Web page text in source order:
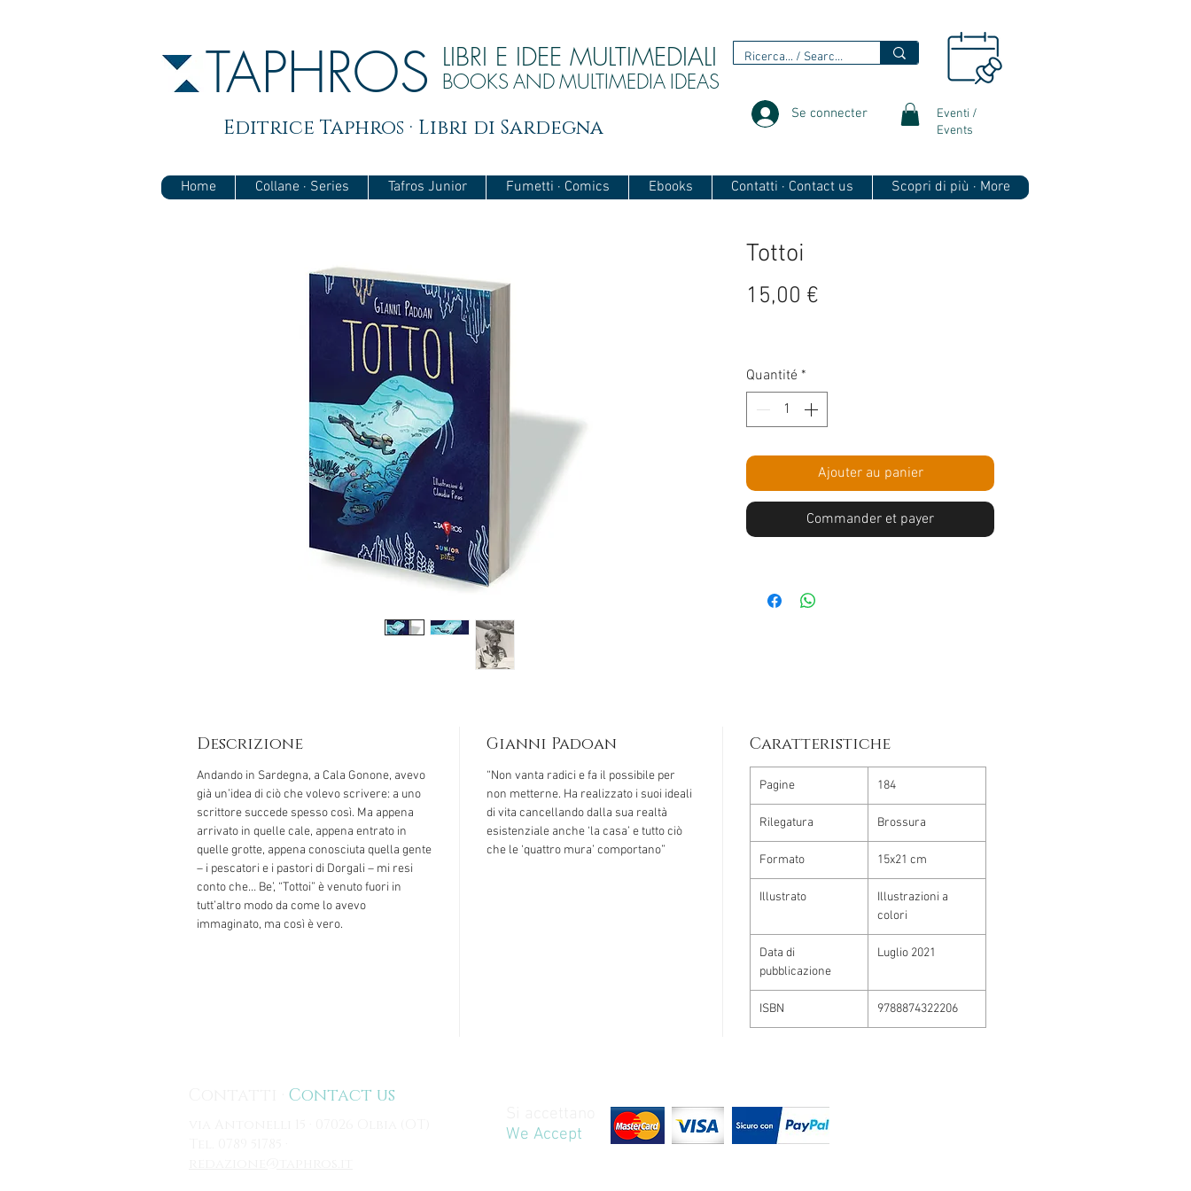
TAPHROS LIBRI E IDEE MULTIMEDIALI
BOOKS ANDMULTIMEDIA IDEAS
Editrice Taphros · Libri di Sardegna
Se connecter
Eventi /
Events
Home Collane · Series Tafros Junior Fumetti · Comics Ebooks Contatti · Contact us Scopri di più · More
Tottoi
15,00 €
Quantité *
Ajouter au panier
Commander et payer
Descrizione
Andando in Sardegna, a Cala Gonone, avevo
già un’idea di ciò che volevo scrivere: a uno
scrittore succede spesso così. Ma appena
arrivato in quelle cale, appena entrato in
quelle grotte, appena conosciuta quella gente
– i pescatori e i pastori di Dorgali – mi resi
conto che… Be’, “Tottoi” è venuto fuori in
tutt’altro modo da come lo avevo
immaginato, ma così è vero.
Gianni Padoan
“Non vanta radici e fa il possibile per
non metterne. Ha realizzato i suoi ideali
di vita cancellando dalla sua realtà
esistenziale anche ‘la casa’ e tutto ciò
che le ‘quattro mura’ comportano”
Caratteristiche
Pagine 184
Rilegatura Brossura
Formato 15x21 cm
Illustrato
Illustrazioni a
colori
Data di
pubblicazione
Luglio 2021
ISBN 9788874322206
Contact us
We Accept